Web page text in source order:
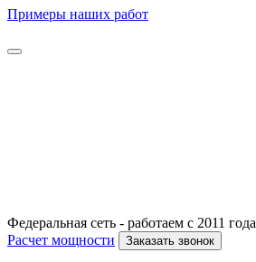
Примеры наших работ
Федеральная сеть - работаем с 2011 года
Расчет мощности
Заказать звонок